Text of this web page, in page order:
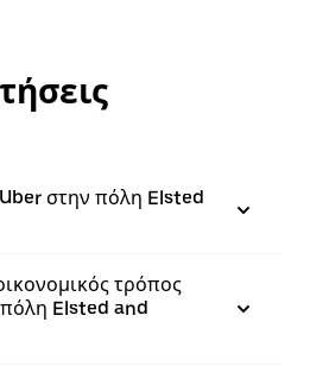
στην πόλη Elsted
τρόπος
Elsted and